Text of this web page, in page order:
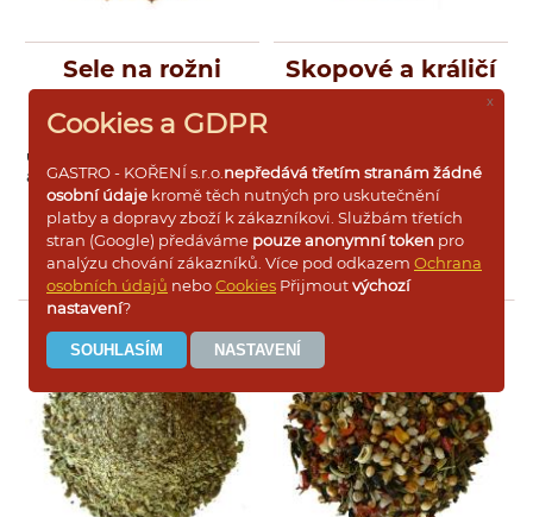
celá řada.
Základ při přípravě je nechat
ml. vody.
Pak přidat ostatní ingredience
a dokonale promixovat.
Sele na rožni
SELE NA ROŽNI Směs koření
určená především na grilované
a rožněné sele a kýty, grilovaná
kuřata a krůty. Výtečně se hodí
do marinád k nakládání masa a
špízů na gril, vhodné i na
grilovanou zeleninu a houby,
můžeme použít i do
zapečených těstovin a
brambor.
Více informací
Skopové a králičí
rožněné skopové a králičí
maso, ale i na marinováné
hovězí či vepřové plátky,
vhodné pod dušenou
zeleninu, do omáček a šťáv.
Více informací
x
Cookies a GDPR
GASTRO - KOŘENÍ s.r.o. nepředává třetím stranám žádné
osobní údaje kromě těch nutných pro uskutečnění
platby a dopravy zboží k zákazníkovi. Službám třetích
stran (Google) předáváme pouze anonymní token pro
analýzu chování zákazníků. Více pod odkazem Ochrana
osobních údajů neboCookies Přijmoutvýchozí
nastavení?